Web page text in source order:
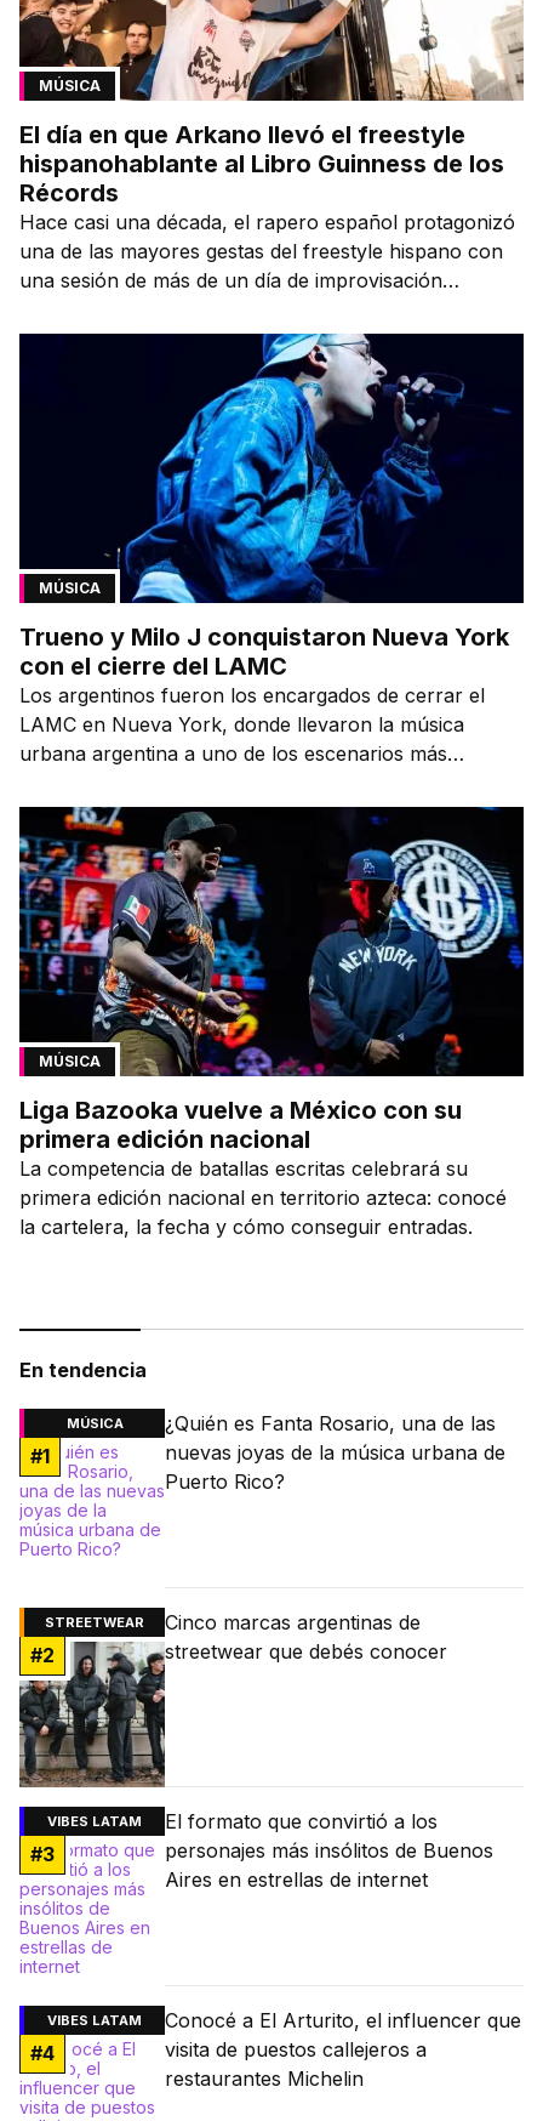
MÚSICA
El día en que Arkano llevó el freestyle
hispanohablante al Libro Guinness de los
Récords
Hace casi una década, el rapero español protagonizó
una de las mayores gestas del freestyle hispano con
una sesión de más de un día de improvisación
MÚSICA
Trueno y Milo J conquistaron Nueva York
con el cierre del LAMC
Los argentinos fueron los encargados de cerrar el
LAMC en Nueva York, donde llevaron la música
urbana argentina a uno de los escenarios más
MÚSICA
Liga Bazooka vuelve a México con su
primera edición nacional
La competencia de batallas escritas celebrará su
primera edición nacional en territorio azteca: conocé
la cartelera, la fecha y cómo conseguir entradas.
En tendencia
MÚSICA
#1
¿Quién es Fanta Rosario, una de las
nuevas joyas de la música urbana de
Puerto Rico?
STREETWEAR
#2
Cinco marcas argentinas de
streetwear que debés conocer
VIBES LATAM
#3
El formato que convirtió a los
personajes más insólitos de Buenos
Aires en estrellas de internet
VIBES LATAM
#4
Conocé a El Arturito, el influencer que
visita de puestos callejeros a
restaurantes Michelin